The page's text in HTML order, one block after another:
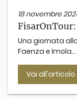
18 novembre
Una giornata
Faenza e Imola...
Vai all'articolo